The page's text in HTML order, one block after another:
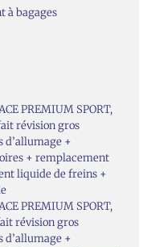
à bagages
PREMIUM SPORT,
révision gros
d’allumage +
+ remplacement
liquide de freins +
PREMIUM SPORT,
révision gros
d’allumage +